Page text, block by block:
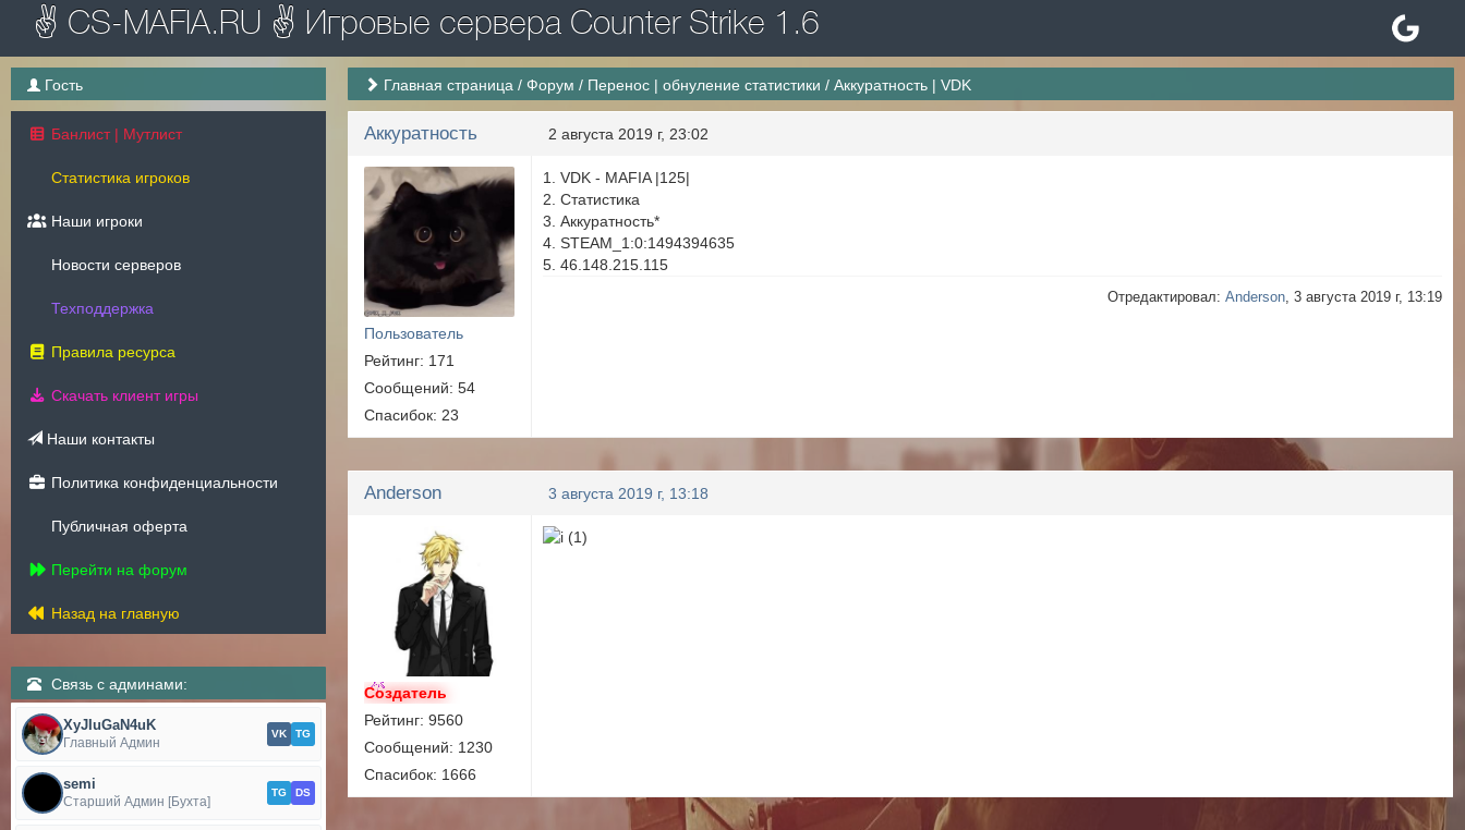
✌ CS-MAFIA.RU ✌ Игровые сервера Counter Strike 1.6
Гость
Банлист | Мутлист
Статистика игроков
Наши игроки
Новости серверов
Техподдержка
Правила ресурса
Скачать клиент игры
Наши контакты
Политика конфиденциальности
Публичная оферта
Перейти на форум
Назад на главную
Связь с админами:
XyJIuGaN4uK
Главный Админ
VK TG
semi
Старший Админ [Бухта]
TG DS
Главная страница /Форум / Перенос | обнуление статистики /Аккуратность | VDK
Аккуратность 2 августа 2019 г, 23:02
Пользователь
Рейтинг: 171
Сообщений: 54
Спасибок: 23
1. VDK - MAFIA |125|
2. Статистика
3. Аккуратность*
4. STEAM_1:0:1494394635
5. 46.148.215.115
Отредактировал:Anderson, 3 августа 2019 г, 13:19
Anderson 3 августа 2019 г, 13:18
Создатель
Рейтинг: 9560
Сообщений: 1230
Спасибок: 1666